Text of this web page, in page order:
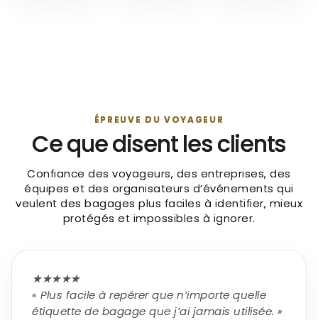
ÉPREUVE DU VOYAGEUR
Ce que disent les clients
Confiance des voyageurs, des entreprises, des
équipes et des organisateurs d’événements qui
veulent des bagages plus faciles à identifier, mieux
protégés et impossibles à ignorer.
★★★★★
« Plus facile à repérer que n’importe quelle
étiquette de bagage que j’ai jamais utilisée. »